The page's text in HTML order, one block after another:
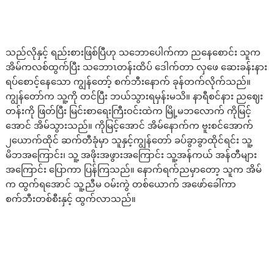
သည်လိုနှင့် ရည်းစားဖြစ်ပြီဟု သဘောပေါက်ကာ ညနေစောင်း သူက
အိမ်ကလစ်ထွက်ပြီး သဘောၤတန်းထိပ် ဒေါက်တာ လှဖေ ဆေးခန်းနား
ရပ်စောင့်နေသော ကျွန်တော့် စက်ဘီးနောက် ခုန်တက်လိုက်သည်။
ကျွန်တော်က သူ့ကို တင်ပြီး ဘယ်သွားရမှန်းမသိ။ နာရီစင်နား ညဈေး
တန်းကို ဖြတ်ပြီး မြင်းစာရေးကြီးဝင်းထဲက မြို့မဘလောက် ကိုမြင့်
အောင် အိမ်သွားသည်။ ကိုမြင့်အောင် အိမ်နောက်က ဗူးစင်အောက်
၂ယောက်ထိုင် ဆက်တီခုံမှာ သူနှင့်ကျွန်တော် ခပ်ခွာခွာထိုင်ရင်း သူ့
မိဘအကြောင်း၊ သူ့ အဖိုးအဖွားအကြောင်း သူ့အန်ကယ် အန်တီများ
အကြောင်း ပြောကာ ပြန်ကြသည်။ နောက်ရက်ညမှာတော့ သူက အိမ်
က ထွက်ရအောင် သူ့ညီမ ဝမ်းကွဲ တစ်ယောက် အဖော်ခေါ်ကာ
စက်ဘီးတစ်စီးနှင့် ထွက်လာသည်။